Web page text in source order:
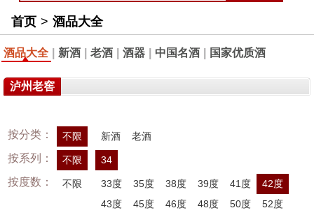
首页 > 酒品大全
酒品大全 新酒 老酒 酒器 中国名酒 国家优质酒
泸州老窖
按分类： 不限 新酒 老酒
按系列： 不限 34
按度数： 不限 33度 35度 38度 39度 41度
42度
43度
45度 46度 48度 50度
52度